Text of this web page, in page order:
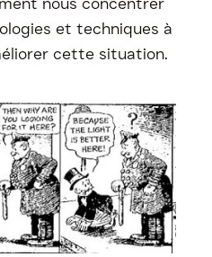
et techniques à
cette situation.